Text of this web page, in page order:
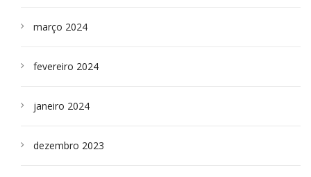
março 2024
fevereiro 2024
janeiro 2024
dezembro 2023